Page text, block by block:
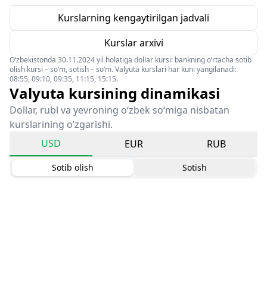
Kurslarning kengaytirilgan jadvali
Kurslar arxivi
O‘zbekistonda 30.11.2024 yil holatiga dollar kursi: bankning o‘rtacha sotib
olish kursi – so‘m, sotish – so‘m. Valyuta kurslari har kuni yangilanadi:
08:55, 09:10, 09:35, 11:15, 15:15.
Valyuta kursining dinamikasi
Dollar, rubl va yevroning o‘zbek so‘miga nisbatan
kurslarining o‘zgarishi.
USD
EUR RUB
Sotib olish Sotish